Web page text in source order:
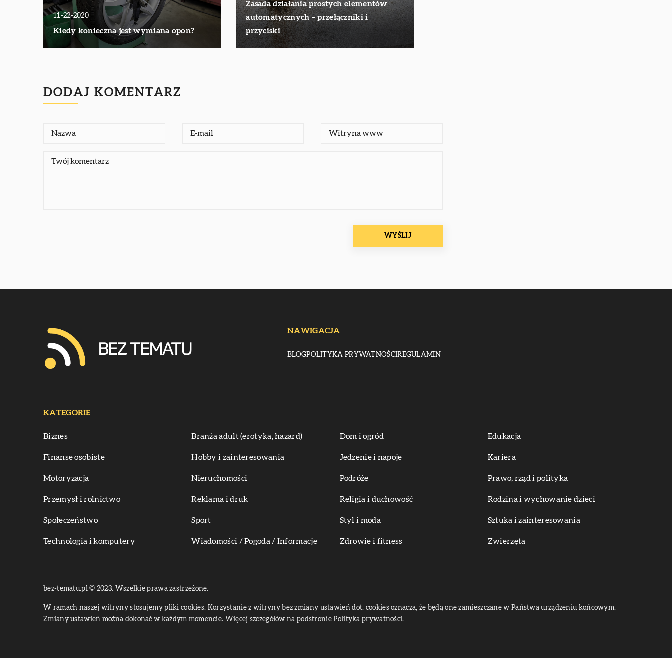
11-22-2020
Kiedy konieczna jest wymiana opon?
Zasada działania prostych elementów
automatycznych – przełączniki i
przyciski
DODAJ KOMENTARZ
NAWIGACJA
BLOGPOLITYKA PRYWATNOŚCIREGULAMIN
KATEGORIE
Biznes Branża adult (erotyka, hazard) Dom i ogród Edukacja
Finanse osobiste Hobby i zainteresowania Jedzenie i napoje Kariera
Motoryzacja Nieruchomości Podróże Prawo, rząd i polityka
Przemysł i rolnictwo Reklama i druk Religia i duchowość Rodzina i wychowanie dzieci
Społeczeństwo Sport Styl i moda Sztuka i zainteresowania
Technologia i komputery Wiadomości / Pogoda / Informacje Zdrowie i fitness Zwierzęta
bez-tematu.pl © 2023. Wszelkie prawa zastrzeżone.
W ramach naszej witryny stosujemy pliki cookies. Korzystanie z witryny bez zmiany ustawień dot. cookies oznacza, że będą one zamieszczane w Państwa urządzeniu końcowym.
Zmiany ustawień można dokonać w każdym momencie. Więcej szczegółów na podstroniePolityka prywatności.